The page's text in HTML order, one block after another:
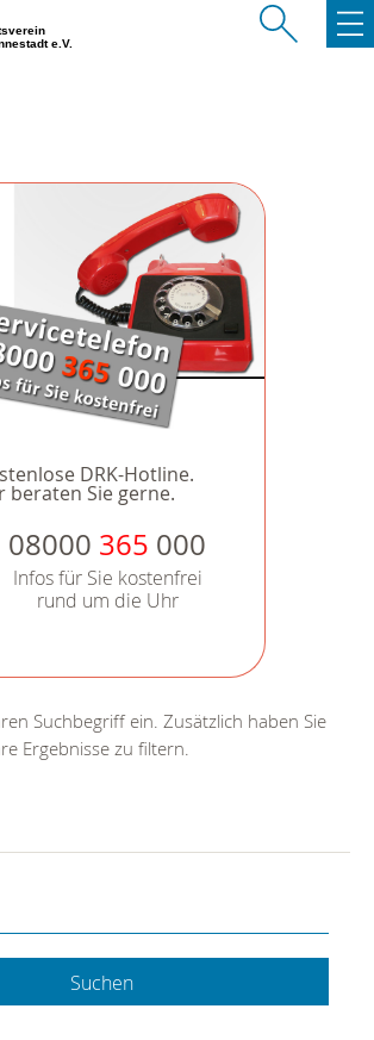
e.V.
DRK-Hotline.
beraten Sie gerne.
08000 365 000
Infos für Sie kostenfrei
rund um die Uhr
Suchbegriff ein. Zusätzlich haben Sie
Ergebnisse zu filtern.
Suchen